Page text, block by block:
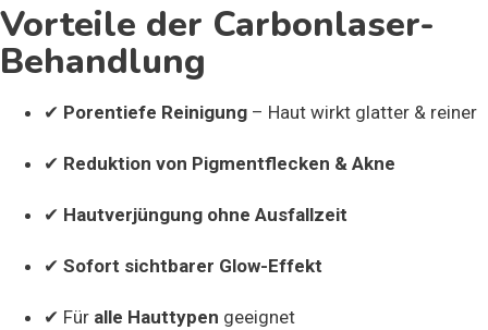
Vorteile der Carbonlaser-
Behandlung
✔ Porentiefe Reinigung – Haut wirkt glatter & reiner
✔ Reduktion von Pigmentflecken & Akne
✔ Hautverjüngung ohne Ausfallzeit
✔ Sofort sichtbarer Glow-Effekt
✔ Für alle Hauttypen geeignet